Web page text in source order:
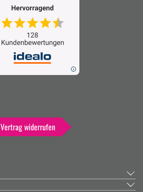
Vertrag widerrufen